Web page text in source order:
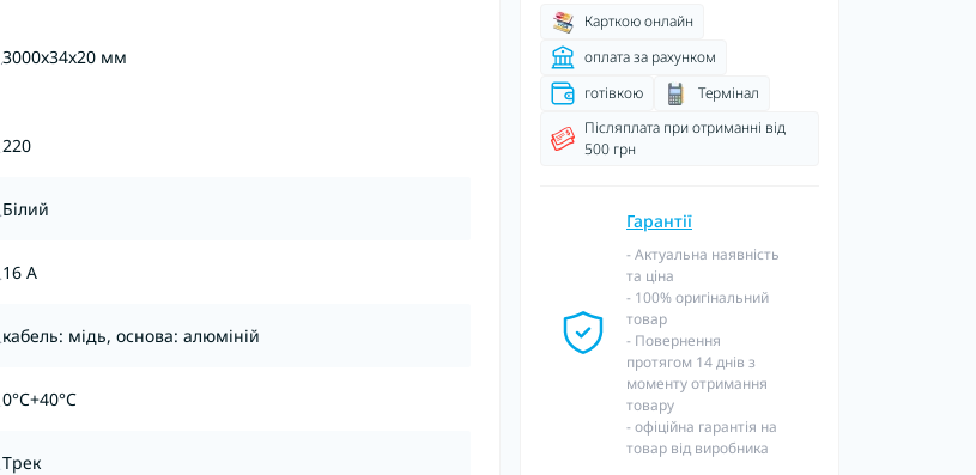
Карткою онлайн
оплата за рахунком
готівкою
Термінал
Післяплата при отриманні від
500 грн
Гарантії
- Актуальна наявність
та ціна
- 100% оригінальний
товар
- Повернення
протягом 14 днів з
моменту отримання
товару
- офіційна гарантія на
товар від виробника
3000x34x20 мм
220
Білий
16 A
кабель: мідь, основа: алюміній
0°C+40°C
Трек